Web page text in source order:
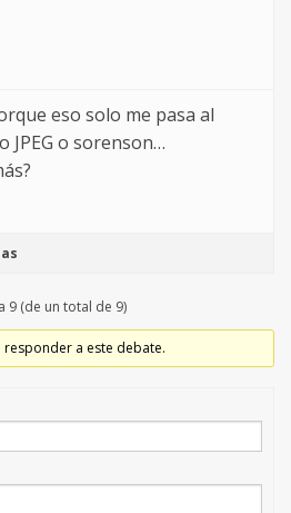
eso solo me pasa al
o sorenson…
9 (de un total de 9)
a este debate.